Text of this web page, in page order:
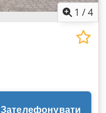
1 /4
Зателефонувати